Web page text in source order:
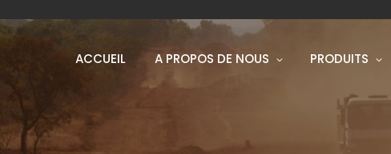
ACCUEIL A PROPOS DE NOUS PRODUITS